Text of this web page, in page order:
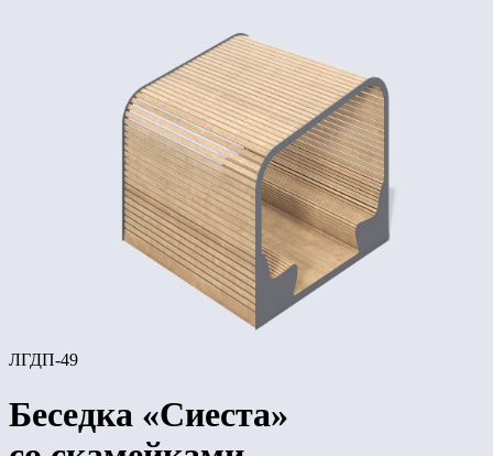
ЛГДП-49
Беседка «Сиеста»